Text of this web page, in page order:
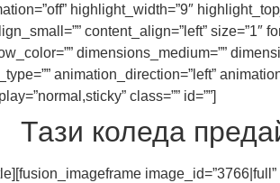
highlight_width=”9″
content_align=”left” size=”1″
dimensions_medium=””
animation_direction=”left”
class=”” id=””]
Тази коледа
image_id=”3766|full”